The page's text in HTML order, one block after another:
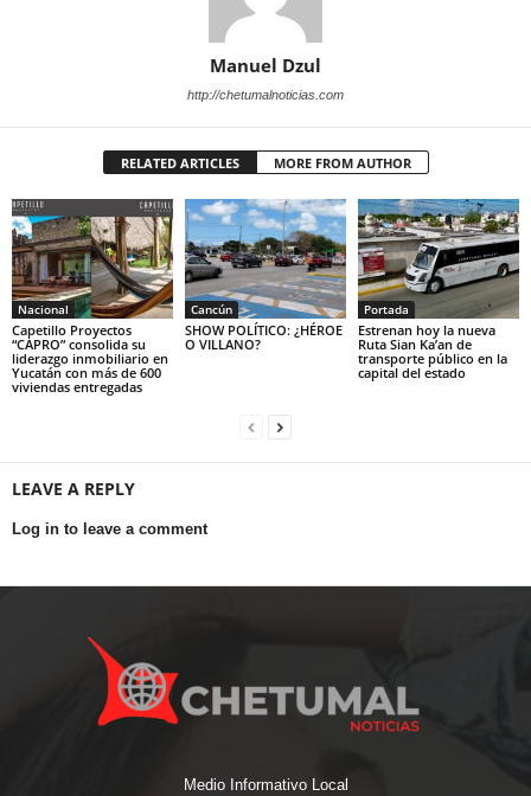
Manuel Dzul
http://chetumalnoticias.com
RELATED ARTICLES MORE FROM AUTHOR
Nacional
Capetillo Proyectos
“CAPRO” consolida su
liderazgo inmobiliario en
Yucatán con más de 600
viviendas entregadas
Cancún
SHOW POLÍTICO: ¿HÉROE
O VILLANO?
Portada
Estrenan hoy la nueva
Ruta Sian Ka’an de
transporte público en la
capital del estado
LEAVE A REPLY
Log in to leave a comment
Medio Informativo Local